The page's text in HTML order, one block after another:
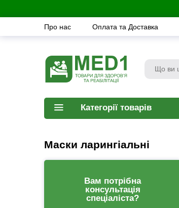
Про нас Оплата та Доставка
Категорії товарів
Маски ларингіальні
Вам потрібна
консультація
спеціаліста?